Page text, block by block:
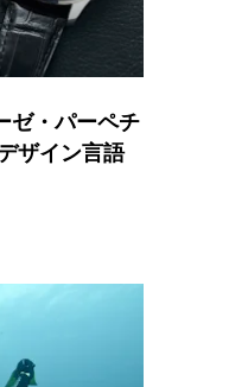
・パーペチ
ザイン言語
、デプスゲー